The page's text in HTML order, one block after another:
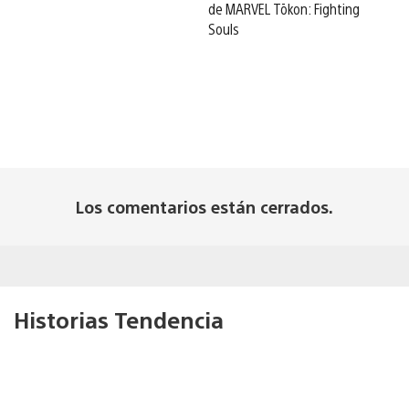
de MARVEL Tōkon: Fighting
Souls
Los comentarios están cerrados.
Historias Tendencia